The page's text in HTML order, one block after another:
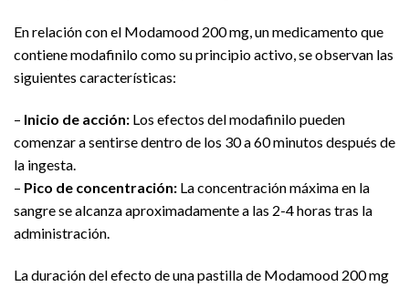
En relación con el Modamood 200 mg, un medicamento que
contiene modafinilo como su principio activo, se observan las
siguientes características:
– Inicio de acción: Los efectos del modafinilo pueden
comenzar a sentirse dentro de los 30 a 60 minutos después de
la ingesta.
– Pico de concentración: La concentración máxima en la
sangre se alcanza aproximadamente a las 2-4 horas tras la
administración.
La duración del efecto de una pastilla de Modamood 200 mg